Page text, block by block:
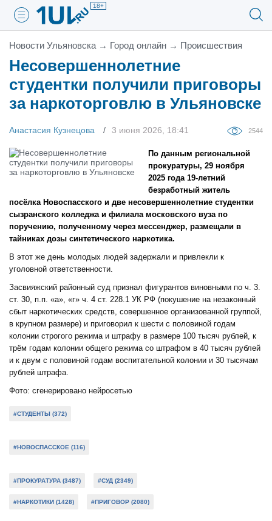
18+
Новости Ульяновска → Город онлайн → Проиcшествия
Несовершеннолетние
студентки получили приговоры
за наркоторговлю в Ульяновске
Анастасия Кузнецова 3 июня 2026, 18:41 2544
По данным региональной
прокуратуры, 29 ноября
2025 года 19-летний
безработный житель
посёлка Новоспасского и две несовершеннолетние студентки
сызранского колледжа и филиала московского вуза по
поручению, полученному через мессенджер, размещали в
тайниках дозы синтетического наркотика.
В этот же день молодых людей задержали и привлекли к
уголовной ответственности.
Засвияжский районный суд признал фигурантов виновными по ч. 3.
ст. 30, п.п. «а», «г» ч. 4 ст. 228.1 УК РФ (покушение на незаконный
сбыт наркотических средств, совершенное организованной группой,
в крупном размере) и приговорил к шести с половиной годам
колонии строгого режима и штрафу в размере 100 тысяч рублей, к
трём годам колонии общего режима со штрафом в 40 тысяч рублей
и к двум с половиной годам воспитательной колонии и 30 тысячам
рублей штрафа.
Фото: сгенерировано нейросетью
#СТУДЕНТЫ (372)
#НОВОСПАССКОЕ (116)
#ПРОКУРАТУРА (3487) #СУД (2349)
#НАРКОТИКИ (1428) #ПРИГОВОР (2080)